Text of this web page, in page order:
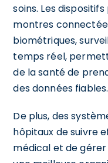
soins. Les
montres
biométriques,
temps réel,
de la santé de
des données fiables.
De plus, des
hôpitaux de suivre
médical et de